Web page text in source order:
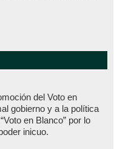
del Voto en
gobierno y a la política
en Blanco” por lo
inicuo.